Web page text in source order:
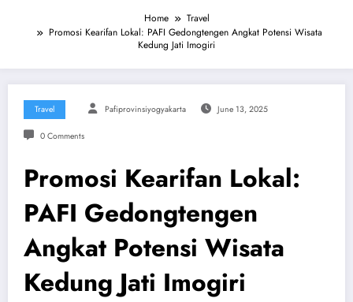
Home
Travel
Promosi Kearifan Lokal: PAFI Gedongtengen Angkat Potensi Wisata
Kedung Jati Imogiri
Travel Pafiprovinsiyogyakarta June 13, 2025
0 Comments
Promosi Kearifan Lokal:
PAFI Gedongtengen
Angkat Potensi Wisata
Kedung Jati Imogiri